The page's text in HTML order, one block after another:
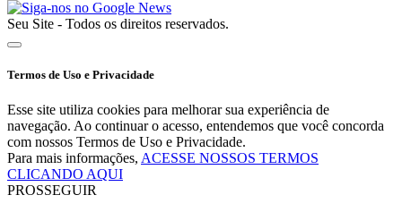
Seu Site - Todos os direitos reservados.
Termos de Uso e Privacidade
Esse site utiliza cookies para melhorar sua experiência de
navegação. Ao continuar o acesso, entendemos que você concorda
com nossos Termos de Uso e Privacidade.
Para mais informações, ACESSE NOSSOS TERMOS
CLICANDO AQUI
PROSSEGUIR